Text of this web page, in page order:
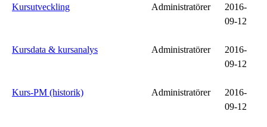
Kursutveckling Administratörer
2016-
09-12
Kursdata & kursanalys Administratörer
2016-
09-12
Kurs-PM (historik) Administratörer
2016-
09-12